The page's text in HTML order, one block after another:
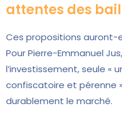
attentes des
Ces propositions auront-
Pour Pierre-Emmanuel
l’investissement, seule «
confiscatoire et pérenne
durablement le marché.